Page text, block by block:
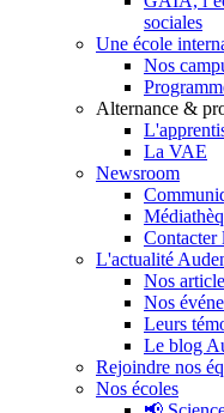
sociales
Une école
Nos
Alternance &
La VAE
Newsroom
Contacter
L'actualité
Nos
Nos
Leurs
Le blog
Rejoindre nos
Nos écoles